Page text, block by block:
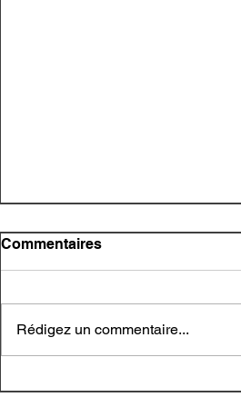
Commentaires
Rédigez un commentaire...